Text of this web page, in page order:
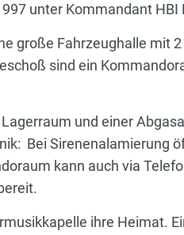
unter Kommandant
große Fahrzeughalle mit
sind ein
und einer
Bei Sirenenalamierung
kann auch via
ihre Heimat.